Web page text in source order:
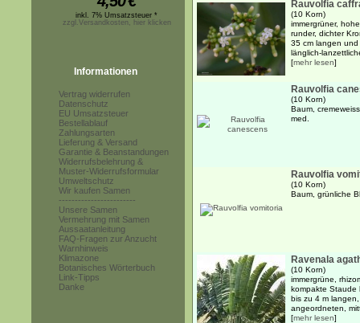
inkl. 7% Umsatzsteuer *
zzgl.Versandkosten, hier klicken
Informationen
Vertrag widerrufen
Datenschutz
EU Umsatzsteuer
Bestellablauf
Zahlungsarten
Lieferung & Versand
Garantie & Beanstandungen
Widerrufsbelehrung &
Muster-Widerrufsformular
Umweltschutz
Wir kaufen Samen
------------------------
Unsere Samen
Vermehrung mit Samen
Aussaatanleitung
FAQ-Fragen zur Anzucht
Warnhinweis
Klimazone
Botanisches Wörterbuch
Link-Tipps
Danke
Rauvolfia
(10 Korn)
immergrüner,
runder, dichter
35 cm langen und
länglich-
[mehr lesen]
Rauvolfia
(10 Korn)
Baum,
med.
Rauvolfia
(10 Korn)
Baum, grünliche
Ravenala
(10 Korn)
immergrüne,
kompakte Staude
bis zu 4 m
angeordneten,
[mehr lesen]